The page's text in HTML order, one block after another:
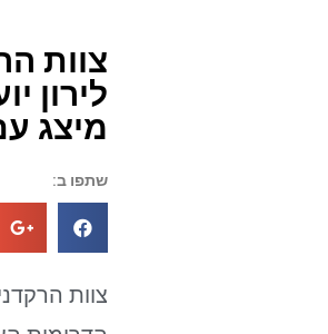
לירון
מיצג
שתפו ב: